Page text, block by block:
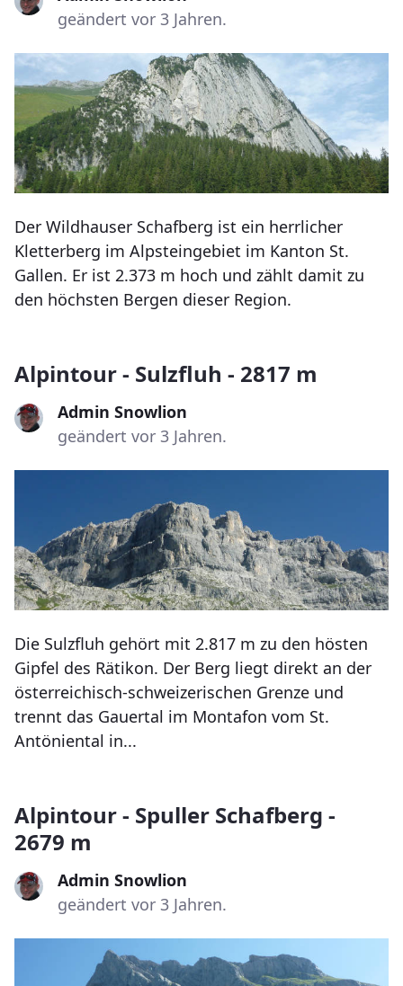
geändert vor 3 Jahren.
Der Wildhauser Schafberg ist ein herrlicher
Kletterberg im Alpsteingebiet im Kanton St.
Gallen. Er ist 2.373 m hoch und zählt damit zu
den höchsten Bergen dieser Region.
Alpintour - Sulzfluh - 2817 m
Admin Snowlion
geändert vor 3 Jahren.
Die Sulzfluh gehört mit 2.817 m zu den hösten
Gipfel des Rätikon. Der Berg liegt direkt an der
österreichisch-schweizerischen Grenze und
trennt das Gauertal im Montafon vom St.
Antöniental in...
Alpintour - Spuller Schafberg -
2679 m
Admin Snowlion
geändert vor 3 Jahren.